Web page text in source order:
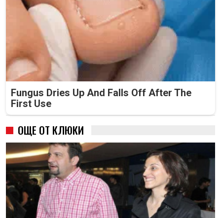
Fungus Dries Up And Falls Off After The
First Use
ОЩЕ ОТ КЛЮКИ